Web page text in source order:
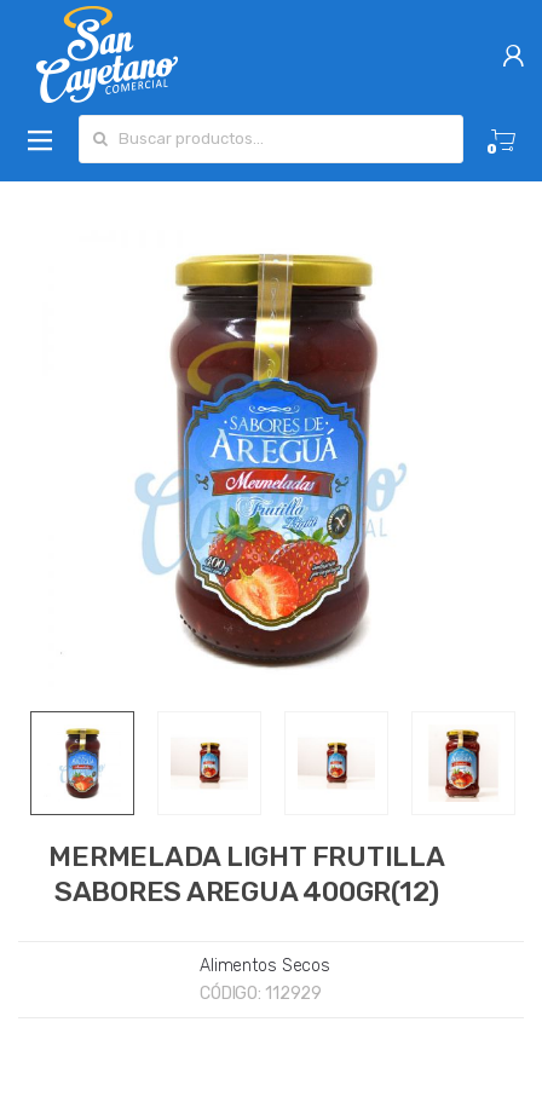
0
MERMELADA LIGHT FRUTILLA
SABORES AREGUA 400GR(12)
Alimentos Secos
CÓDIGO: 112929